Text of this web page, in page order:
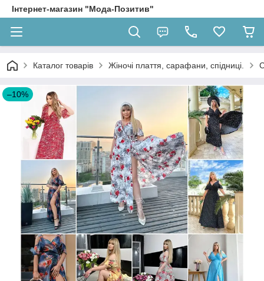
Інтернет-магазин "Мода-Позитив"
Каталог товарів Жіночі плаття, сарафани, спідниці.
–10%